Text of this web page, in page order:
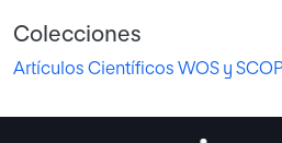
Colecciones
Artículos Científicos WOS y